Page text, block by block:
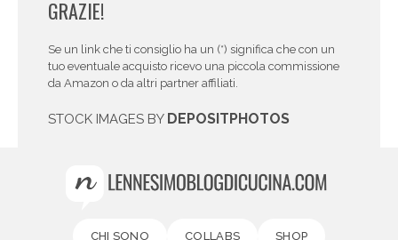
GRAZIE!
Se un link che ti consiglio ha un (*) significa che con un
tuo eventuale acquisto ricevo una piccola commissione
da Amazon o da altri partner affiliati.
STOCK IMAGES BY DEPOSITPHOTOS
CHI SONO COLLABS SHOP